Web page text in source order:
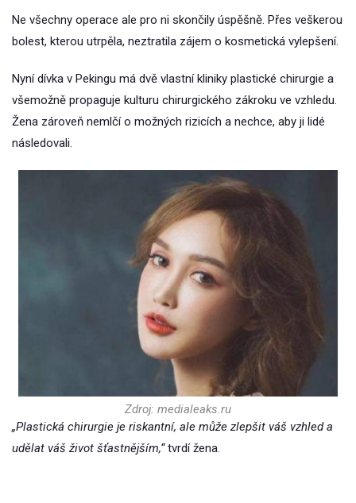
Ne všechny operace ale pro ni skončily úspěšně. Přes veškerou
bolest, kterou utrpěla, neztratila zájem o kosmetická vylepšení.
Nyní dívka v Pekingu má dvě vlastní kliniky plastické chirurgie a
všemožně propaguje kulturu chirurgického zákroku ve vzhledu.
Žena zároveň nemlčí o možných rizicích a nechce, aby ji lidé
následovali.
Zdroj: medialeaks.ru
„Plastická chirurgie je riskantní, ale může zlepšit váš vzhled a
udělat váš život šťastnějším,“tvrdí žena.